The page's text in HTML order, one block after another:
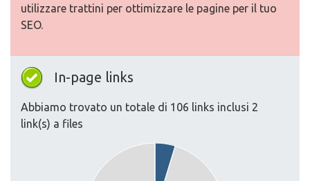
utilizzare trattini per ottimizzare le pagine per il tuo
SEO.
In-page links
Abbiamo trovato un totale di 106 links inclusi 2
link(s) a files